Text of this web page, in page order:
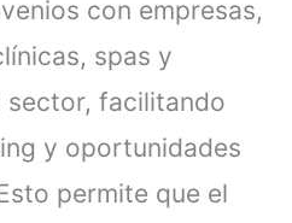
con empresas,
spas y
sector, facilitando
y oportunidades
permite que el